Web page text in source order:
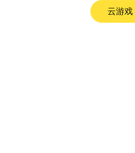
云游戏